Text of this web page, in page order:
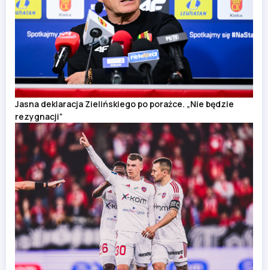
Jasna deklaracja Zielińskiego po porażce. „Nie będzie
rezygnacji”